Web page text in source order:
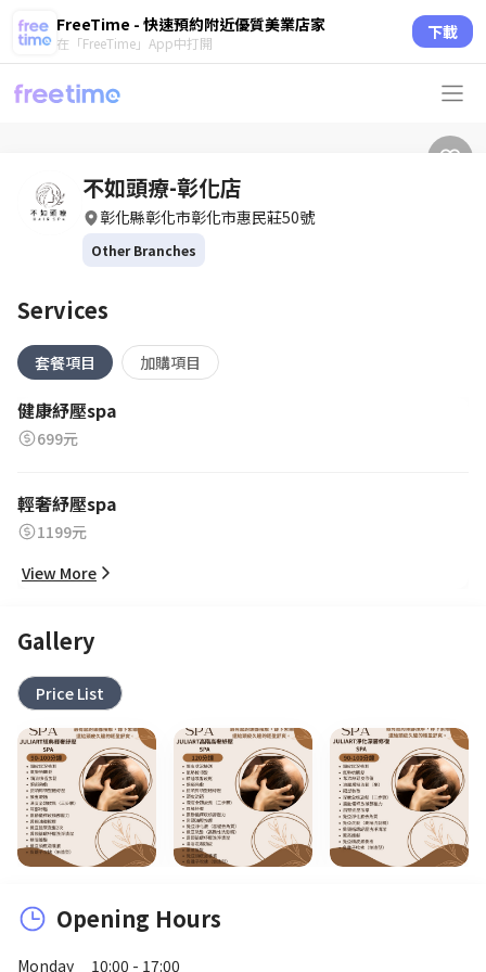
FreeTime - 快速預約附近優質美業店家
在「FreeTime」App中打開 下載
不如頭療-彰化店
彰化縣彰化市彰化市惠民莊50號
Other Branches
Services
套餐項目 加購項目
健康紓壓spa
699元
輕奢紓壓spa
1199元
View More
Gallery
Price List
Opening Hours
Monday 10:00 - 17:00